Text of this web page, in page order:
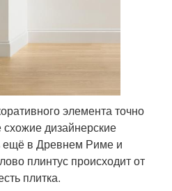
элемента точно
дизайнерские
ещё в Древнем Риме и
плинтус происходит от
плитка.